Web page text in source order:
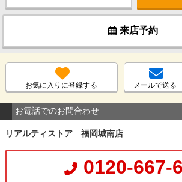
来店予約
お気に入りに登録する メールで送る
お電話でのお問合わせ
リアルティストア 福岡城南店
0120-667-